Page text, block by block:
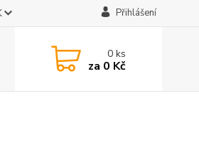
Přihlášení
0ks
za 0 Kč